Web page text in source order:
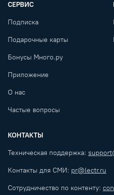
СЕРВИС
Подписка
Подарочные карты
Бонусы Много.ру
Приложение
О нас
Частые вопросы
КОНТАКТЫ
Техническая поддержка:
Контакты для СМИ: pr@lectr.ru
Сотрудничество по контенту: